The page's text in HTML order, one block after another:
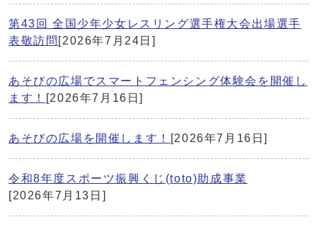
第43回 全国少年少女レスリング選手権大会出場選手
表敬訪問 [2026年7月24日]
あそびの広場でスマートフェンシング体験会を開催し
ます！
[2026年7月16日]
あそびの広場を開催します！ [2026年7月16日]
令和8年度スポーツ振興くじ(toto)助成事業
[2026年7月13日]